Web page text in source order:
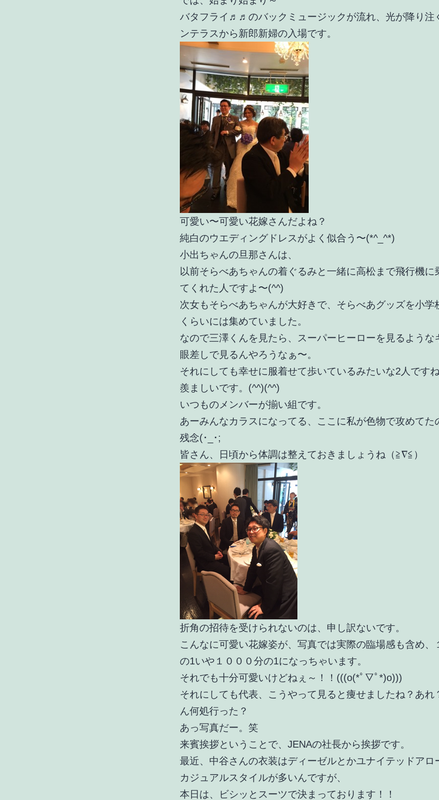
バタフライ♬♬のバックミュージックが流れ、光が降り注
ンテラスから新郎新婦の入場です。
可愛い〜可愛い花嫁さんだよね？
純白のウエディングドレスがよく似合う〜(*^_^*)
小出ちゃんの旦那さんは、
以前そらべあちゃんの着ぐるみと一緒に高松まで飛行機に
てくれた人ですよ〜(^^)
次女もそらべあちゃんが大好きで、そらべあグッズを小学
くらいには集めていました。
なので三澤くんを見たら、スーパーヒーローを見るような
眼差しで見るんやろうなぁ〜。
それにしても幸せに服着せて歩いているみたいな2人ですね
羨ましいです。(^^)(^^)
いつものメンバーが揃い組です。
あーみんなカラスになってる、ここに私が色物で攻めてた
残念(･_･;
皆さん、日頃から体調は整えておきましょうね（≧∇≦）
折角の招待を受けられないのは、申し訳ないです。
こんなに可愛い花嫁姿が、写真では実際の臨場感も含め、
の1いや１０００分の1になっちゃいます。
それでも十分可愛いけどねぇ～！！(((o(*ﾟ▽ﾟ*)o)))
それにしても代表、こうやって見ると痩せましたね？あれ
ん何処行った？
あっ写真だー。笑
来賓挨拶ということで、JENAの社長から挨拶です。
最近、中谷さんの衣装はディーゼルとかユナイテッドアロ
カジュアルスタイルが多いんですが、
本日は、ビシッとスーツで決まっております！！